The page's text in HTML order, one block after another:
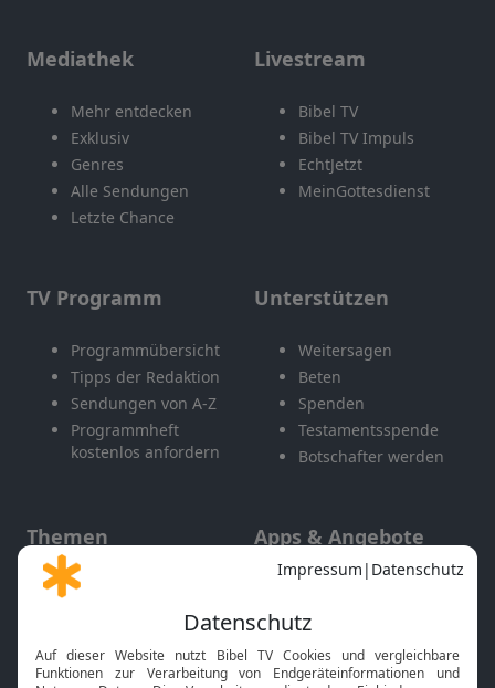
Mediathek
Mehr entdecken
Exklusiv
Genres
Alle Sendungen
Letzte Chance
Livestream
Bibel TV
Bibel TV Impuls
EchtJetzt
MeinGottesdienst
TV Programm
Programmübersicht
Tipps der Redaktion
Sendungen von A-Z
Programmheft
kostenlos anfordern
Unterstützen
Weitersagen
Beten
Spenden
Testamentsspende
Botschafter werden
Themen
Gott und Bibel erklärt
Neuigkeiten
Apps & Angebote
Mobile App
Smart TV